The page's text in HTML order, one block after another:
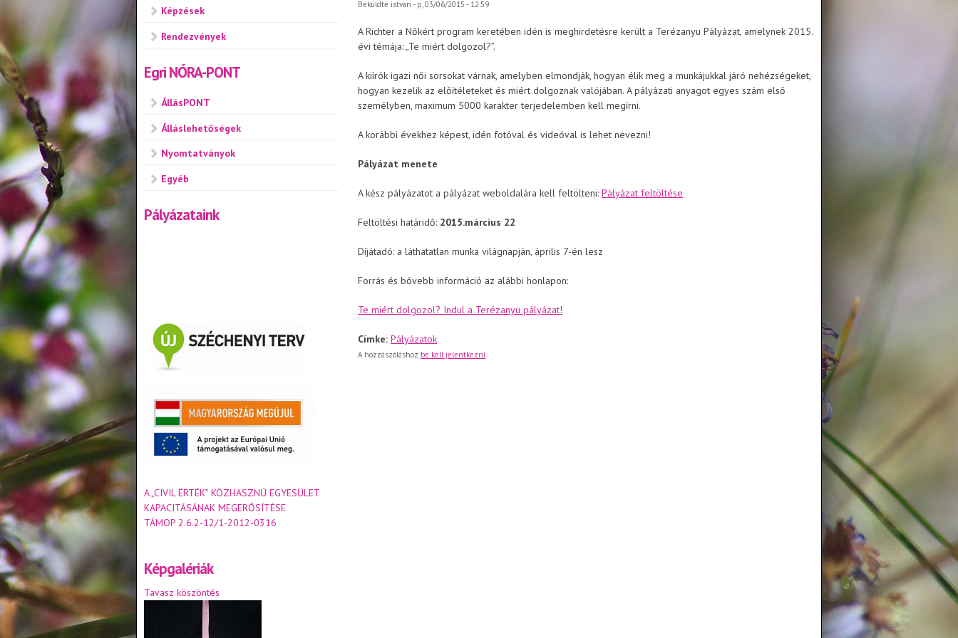
Beküldte istvan - p, 03/06/2015 - 12:59
A Richter a Nőkért program keretében idén is meghirdetésre került a Terézanyu Pályázat, amelynek 2015.
évi témája: „Te miért dolgozol?”.
A kiírók igazi női sorsokat várnak, amelyben elmondják, hogyan élik meg a munkájukkal járó nehézségeket,
hogyan kezelik az előítéleteket és miért dolgoznak valójában. A pályázati anyagot egyes szám első
személyben, maximum 5000 karakter terjedelemben kell megírni.
A korábbi évekhez képest, idén fotóval és videóval is lehet nevezni!
Pályázat menete
A kész pályázatot a pályázat weboldalára kell feltölteni: Pályázat feltöltése
Feltöltési határidő: 2015.március 22
Díjátadó: a láthatatlan munka világnapján, április 7-én lesz
Forrás és bővebb információ az alábbi honlapon:
Te miért dolgozol? Indul a Terézanyu pályázat!
Címke: Pályázatok
A hozzászóláshoz be kell jelentkezni
Képzések
Rendezvények
Egri NÓRA-PONT
ÁllásPONT
Álláslehetőségek
Nyomtatványok
Egyéb
Pályázataink
A „CIVIL ÉRTÉK” KÖZHASZNÚ EGYESÜLET
KAPACITÁSÁNAK MEGERŐSÍTÉSE
TÁMOP 2.6.2-12/1-2012-0316
Képgalériák
Tavasz köszöntés